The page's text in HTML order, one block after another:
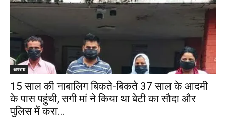
अपराध
15 साल की नाबालिग बिकते-बिकते 37 साल के आदमी
के पास पहुंची, सगी मां ने किया था बेटी का सौदा और
पुलिस में करा...